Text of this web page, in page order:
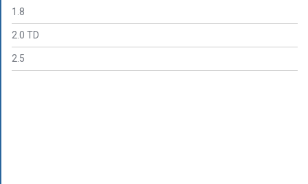
1.8
2.0 TD
2.5